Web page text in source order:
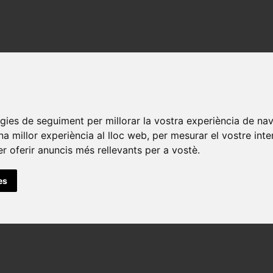
de seguiment per millorar la vostra experiència de
millor experiència al lloc web, per mesurar el vostre
oferir anuncis més rellevants per a vostè.